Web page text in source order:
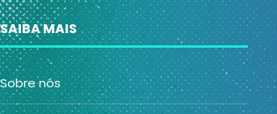
SAIBA MAIS
Sobre nós